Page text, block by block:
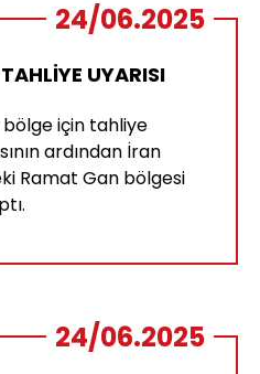
24/06.2025
UYARISI
için tahliye
ardından İran
Ramat Gan bölgesi
24/06.2025